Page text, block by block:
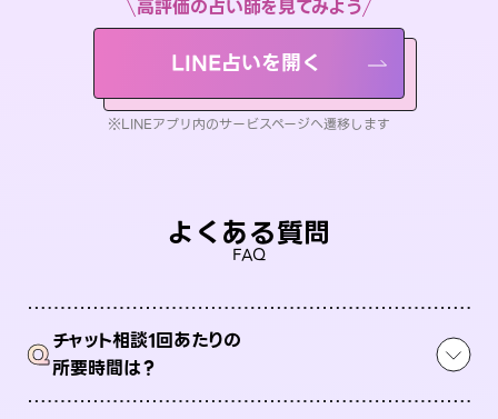
高評価の占い師を見てみよう
LINE占いを開く
※LINEアプリ内のサービスページへ遷移します
よくある質問
FAQ
Qチャット相談1回あたりの
所要時間は？